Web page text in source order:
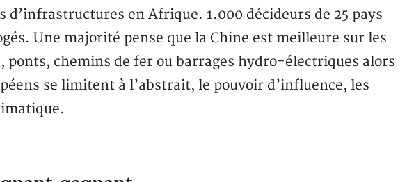
d’infrastructures en Afrique. 1.000 décideurs de 25 pays
Une majorité pense que la Chine est meilleure sur les
ponts, chemins de fer ou barrages hydro-électriques alors
se limitent à l’abstrait, le pouvoir d’influence, les